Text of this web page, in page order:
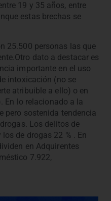
19 y 35 años, entre
estas brechas se
25.500 personas las que
dato a destacar es
importante en el uso
intoxicación (no se
atribuible a ello) o en
En lo relacionado a la
pero sostenida tendencia
Los delitos de
de drogas 22 % . En
en Adquirentes
7.922,